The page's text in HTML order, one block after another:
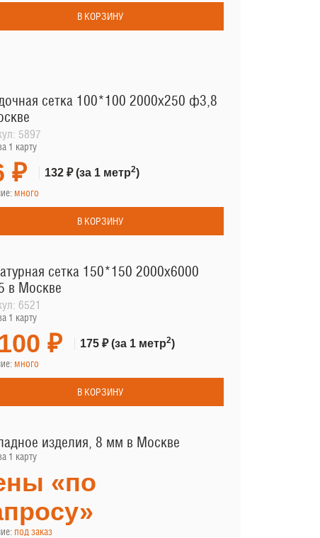
В КОРЗИНУ
сетка 100*100 2000х250 ф3,8
5897
1 карту
₽ 132 ₽(за 1 метр2)
много
В КОРЗИНУ
сетка 150*150 2000х6000
в Москве
6521
1 карту
₽ 175 ₽(за 1 метр2)
много
В КОРЗИНУ
изделия, 8 мм в Москве
1 карту
«по
под заказ